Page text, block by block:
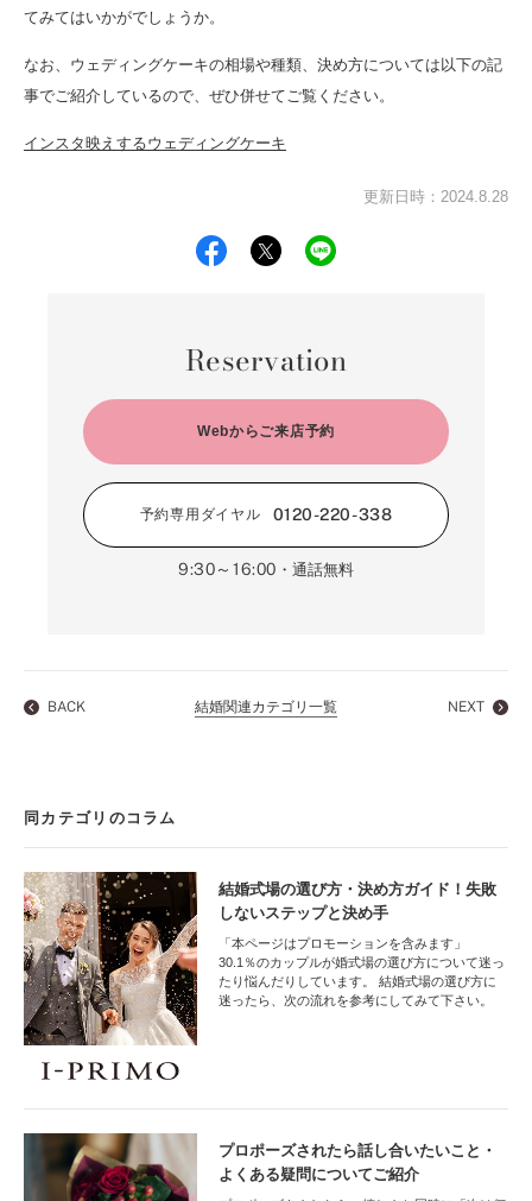
てみてはいかがでしょうか。
なお、ウェディングケーキの相場や種類、決め方については以下の記
事でご紹介しているので、ぜひ併せてご覧ください。
インスタ映えするウェディングケーキ
更新日時：2024.8.28
Reservation
Webからご来店予約
予約専用ダイヤル 0120-220-338
9:30～16:00 ・通話無料
BACK 結婚関連カテゴリ一覧 NEXT
同カテゴリのコラム
結婚式場の選び方・決め方ガイド！失敗
しないステップと決め手
「本ページはプロモーションを含みます」
30.1％のカップルが婚式場の選び方について迷っ
たり悩んだりしています。 結婚式場の選び方に
迷ったら、次の流れを参考にしてみて下さい。
プロポーズされたら話し合いたいこと・
よくある疑問についてご紹介